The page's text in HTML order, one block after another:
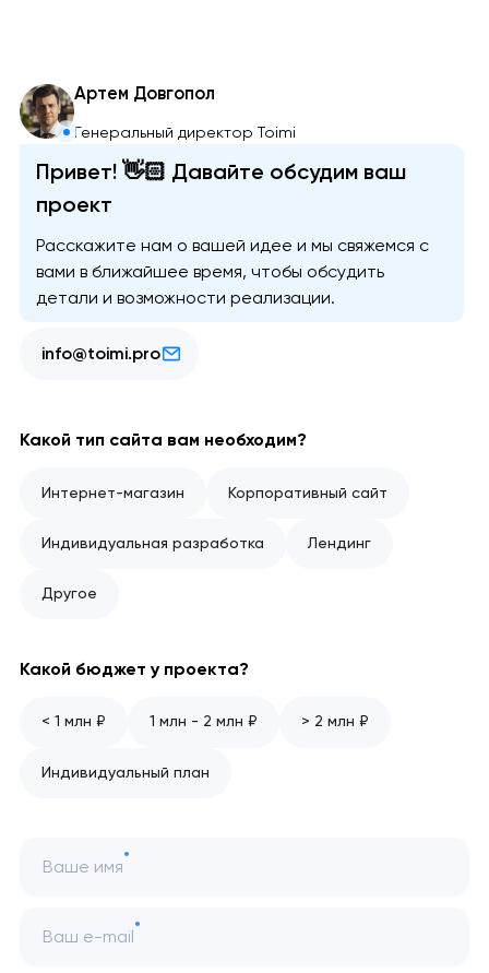
Артем Довгопол
Генеральный директор Toimi
Привет! 👋🏻 Давайте обсудим ваш
проект
Расскажите нам о вашей идее и мы свяжемся с
вами в ближайшее время, чтобы обсудить
детали и возможности реализации.
info@toimi.pro
Какой тип сайта вам необходим?
Интернет-магазин Корпоративный сайт
Индивидуальная разработка Лендинг
Другое
Какой бюджет у проекта?
< 1 млн ₽ 1 млн - 2 млн ₽ > 2 млн ₽
Индивидуальный план
Ваше имя
Ваш e-mail